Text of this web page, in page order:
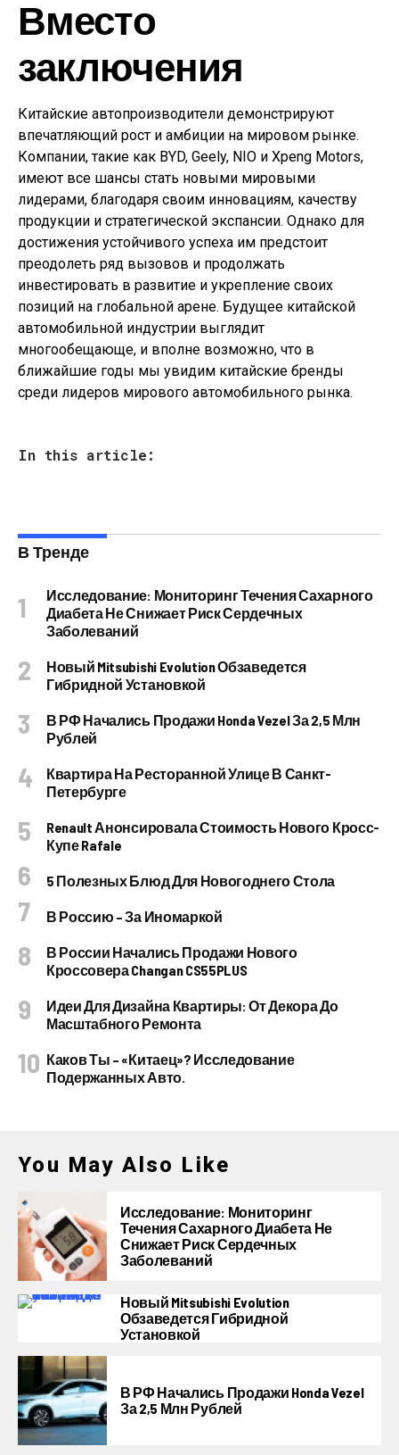
Вместо
заключения
Китайские автопроизводители демонстрируют
впечатляющий рост и амбиции на мировом рынке.
Компании, такие как BYD, Geely, NIO и Xpeng Motors,
имеют все шансы стать новыми мировыми
лидерами, благодаря своим инновациям, качеству
продукции и стратегической экспансии. Однако для
достижения устойчивого успеха им предстоит
преодолеть ряд вызовов и продолжать
инвестировать в развитие и укрепление своих
позиций на глобальной арене. Будущее китайской
автомобильной индустрии выглядит
многообещающе, и вполне возможно, что в
ближайшие годы мы увидим китайские бренды
среди лидеров мирового автомобильного рынка.
In this article:
В Тренде
Исследование: Мониторинг Течения Сахарного
Диабета Не Снижает Риск Сердечных
Заболеваний
Новый Mitsubishi Evolution Обзаведется
Гибридной Установкой
В РФ Начались Продажи Honda Vezel За 2,5 Млн
Рублей
Квартира На Ресторанной Улице В Санкт-
Петербурге
Renault Анонсировала Стоимость Нового Кросс-
Купе Rafale
5 Полезных Блюд Для Новогоднего Стола
В Россию – За Иномаркой
В России Начались Продажи Нового
Кроссовера Changan CS55PLUS
Идеи Для Дизайна Квартиры: От Декора До
Масштабного Ремонта
Каков Ты – «китаец»? Исследование
Подержанных Авто.
You May Also Like
Исследование: Мониторинг
Течения Сахарного Диабета Не
Снижает Риск Сердечных
Заболеваний
Новый Mitsubishi Evolution
Обзаведется Гибридной
Установкой
В РФ Начались Продажи Honda Vezel
За 2,5 Млн Рублей